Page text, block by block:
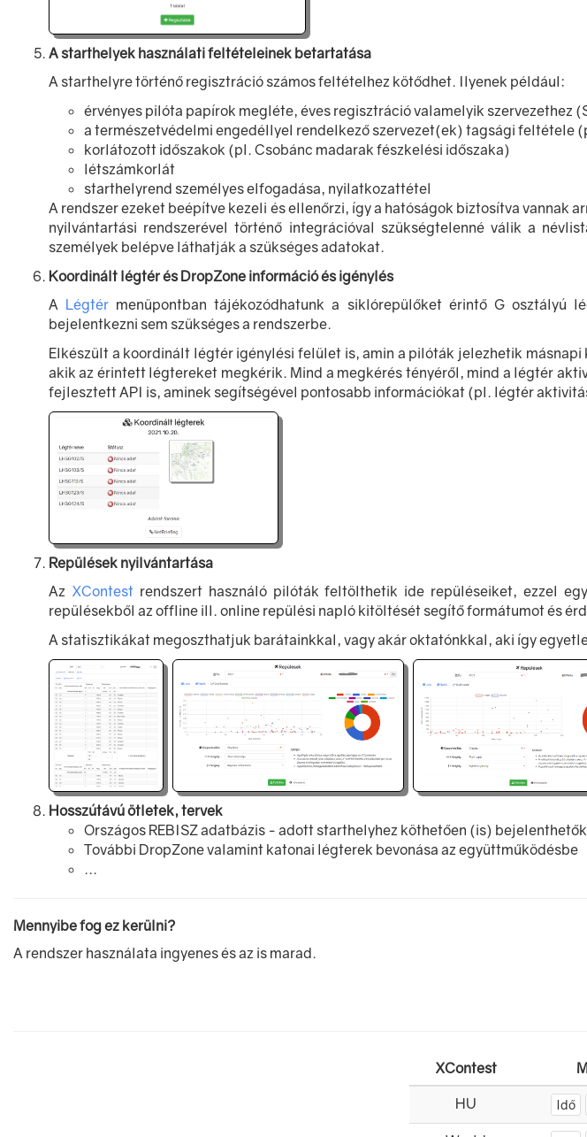
A starthelyek használati feltételeinek betartatása
A starthelyre történő regisztráció számos feltételhez kötődhet. Ilyenek például:
érvényes pilóta papírok megléte, éves regisztráció valamelyik szervezethez
a természetvédelmi engedéllyel rendelkező szervezet(ek) tagsági feltétele
korlátozott időszakok (pl. Csobánc madarak fészkelési időszaka)
létszámkorlát
starthelyrend személyes elfogadása, nyilatkozattétel
A rendszer ezeket beépítve kezeli és ellenőrzi, így a hatóságok biztosítva vannak
nyilvántartási rendszerével történő integrációval szükségtelenné válik a
személyek belépve láthatják a szükséges adatokat.
Koordinált légtér és DropZone információ és igénylés
A Légtér menüpontban tájékozódhatunk a siklórepülőket érintő G osztályú
bejelentkezni sem szükséges a rendszerbe.
Elkészült a koordinált légtér igénylési felület is, amin a pilóták jelezhetik
akik az érintett légtereket megkérik. Mind a megkérés tényéről, mind a légtér
fejlesztett API is, aminek segítségével pontosabb információkat (pl. légtér
Repülések nyilvántartása
Az XContestrendszert használó pilóták feltölthetik ide repüléseiket, ezzel
repülésekből az offline ill. online repülési napló kitöltését segítő formátumot és
A statisztikákat megoszthatjuk barátainkkal, vagy akár oktatónkkal, aki így
Hosszútávú ötletek, tervek
Országos REBISZ adatbázis - adott starthelyhez köthetően (is)
További DropZone valamint katonai légterek bevonása az együttműködésbe
...
Mennyibe fog ez kerülni?
A rendszer használata ingyenes és az is marad.
XContest
HU
Idő